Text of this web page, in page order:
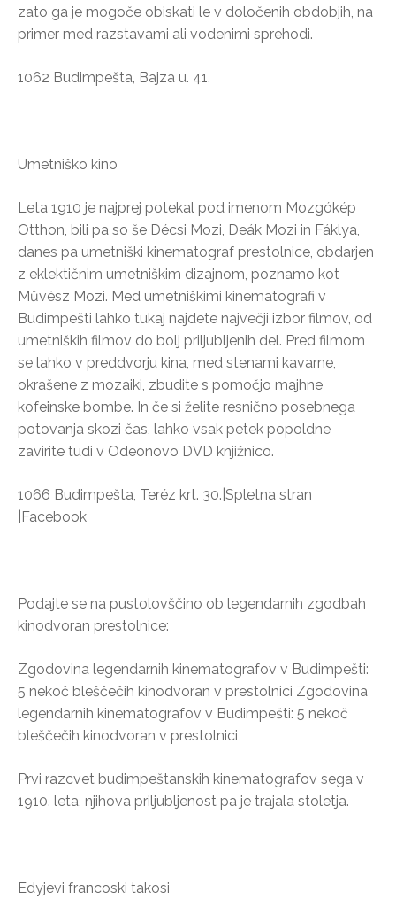
zato ga je mogoče obiskati le v določenih obdobjih, na
primer med razstavami ali vodenimi sprehodi.
1062 Budimpešta, Bajza u. 41.
Umetniško kino
Leta 1910 je najprej potekal pod imenom Mozgókép
Otthon, bili pa so še Décsi Mozi, Deák Mozi in Fáklya,
danes pa umetniški kinematograf prestolnice, obdarjen
z eklektičnim umetniškim dizajnom, poznamo kot
Művész Mozi. Med umetniškimi kinematografi v
Budimpešti lahko tukaj najdete največji izbor filmov, od
umetniških filmov do bolj priljubljenih del. Pred filmom
se lahko v preddvorju kina, med stenami kavarne,
okrašene z mozaiki, zbudite s pomočjo majhne
kofeinske bombe. In če si želite resnično posebnega
potovanja skozi čas, lahko vsak petek popoldne
zavirite tudi v Odeonovo DVD knjižnico.
1066 Budimpešta, Teréz krt. 30.|Spletna stran
|Facebook
Podajte se na pustolovščino ob legendarnih zgodbah
kinodvoran prestolnice:
Zgodovina legendarnih kinematografov v Budimpešti:
5 nekoč bleščečih kinodvoran v prestolnici Zgodovina
legendarnih kinematografov v Budimpešti: 5 nekoč
bleščečih kinodvoran v prestolnici
Prvi razcvet budimpeštanskih kinematografov sega v
1910. leta, njihova priljubljenost pa je trajala stoletja.
Edyjevi francoski takosi